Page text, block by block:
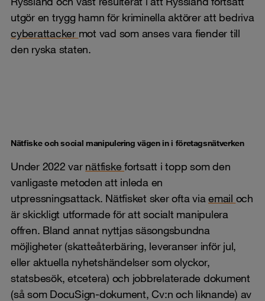
utgör en trygg hamn för kriminella aktörer att bedriva
cyberattacker mot vad som anses vara fiender till
den ryska staten.
Nätfiske och social manipulering vägen in i företagsnätverken
Under 2022 var nätfiskefortsatt i topp som den
vanligaste metoden att inleda en
utpressningsattack. Nätfisket sker ofta via email och
är skickligt utformade för att socialt manipulera
offren. Bland annat nyttjas säsongsbundna
möjligheter (skatteåterbäring, leveranser inför jul,
eller aktuella nyhetshändelser som olyckor,
statsbesök, etcetera) och jobbrelaterade dokument
(så som DocuSign-dokument, Cv:n och liknande) av